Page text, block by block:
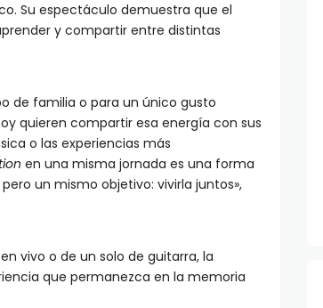
Su espectáculo demuestra que el
y compartir entre distintas
de familia o para un único gusto
quieren compartir esa energía con sus
o las experiencias más
en una misma jornada es una forma
un mismo objetivo: vivirla juntos»,
vivo o de un solo de guitarra, la
que permanezca en la memoria